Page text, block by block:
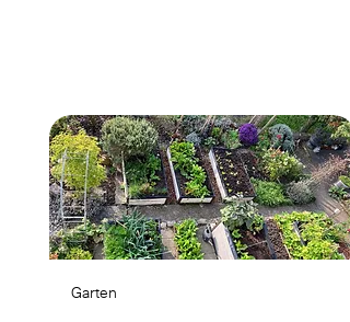
Garten